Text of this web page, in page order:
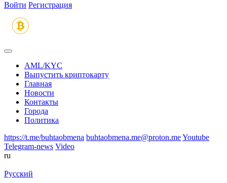
Войти Регистрация
AML/KYC
Выпустить криптокарту
Главная
Новости
Контакты
Города
Политика
https://t.me/buhtaobmena buhtaobmena.me@proton.meYoutube
Telegram-news Video
ru
Русский